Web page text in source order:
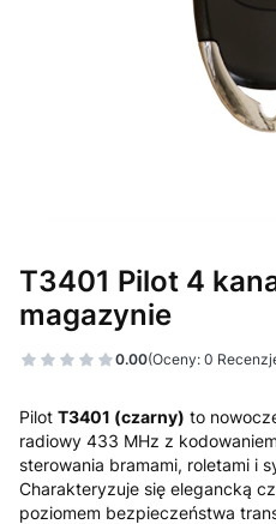
T3401 Pilot 4
magazynie
0.00(Oceny: 0
Pilot T3401 (czarny) to
radiowy 433 MHz z
sterowania bramami, roletami i
Charakteryzuje się elegancką
poziomem bezpieczeństwa